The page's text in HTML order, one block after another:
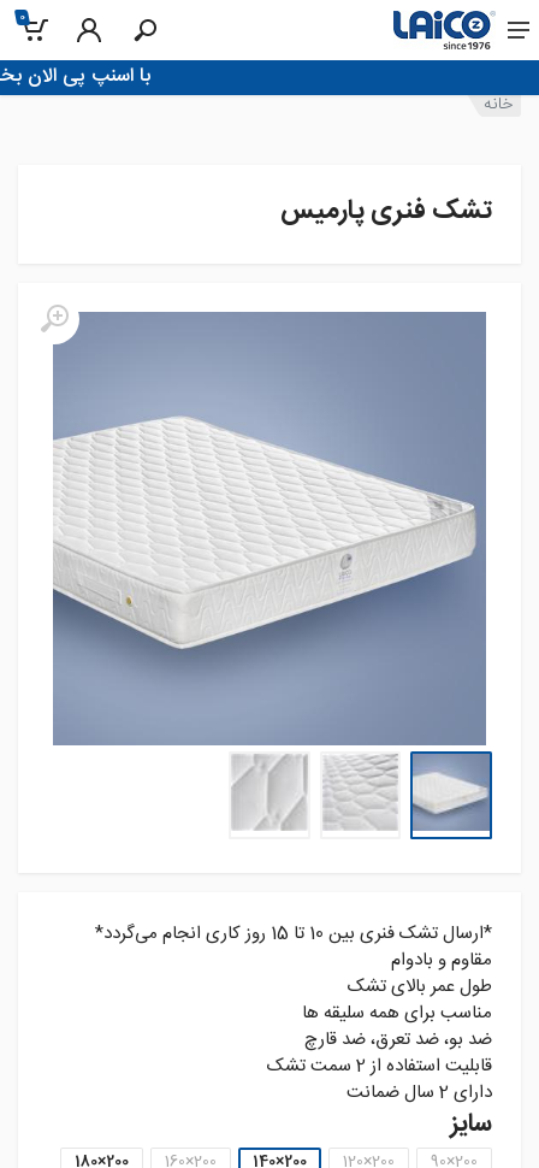
0
!با اسنپ پی الان بخر، تو 4 قسط
خانه
تشک فنری پارمیس
*ارسال تشک فنری بین 10 تا 15 روز کاری انجام می‌گردد*
مقاوم و بادوام
طول عمر بالای تشک
مناسب برای همه سلیقه ها
ضد بو، ضد تعرق، ضد قارچ
قابلیت استفاده از 2 سمت تشک
دارای 2 سال ضمانت
سایز
200×90
200×120
200×140
200×160
200×180